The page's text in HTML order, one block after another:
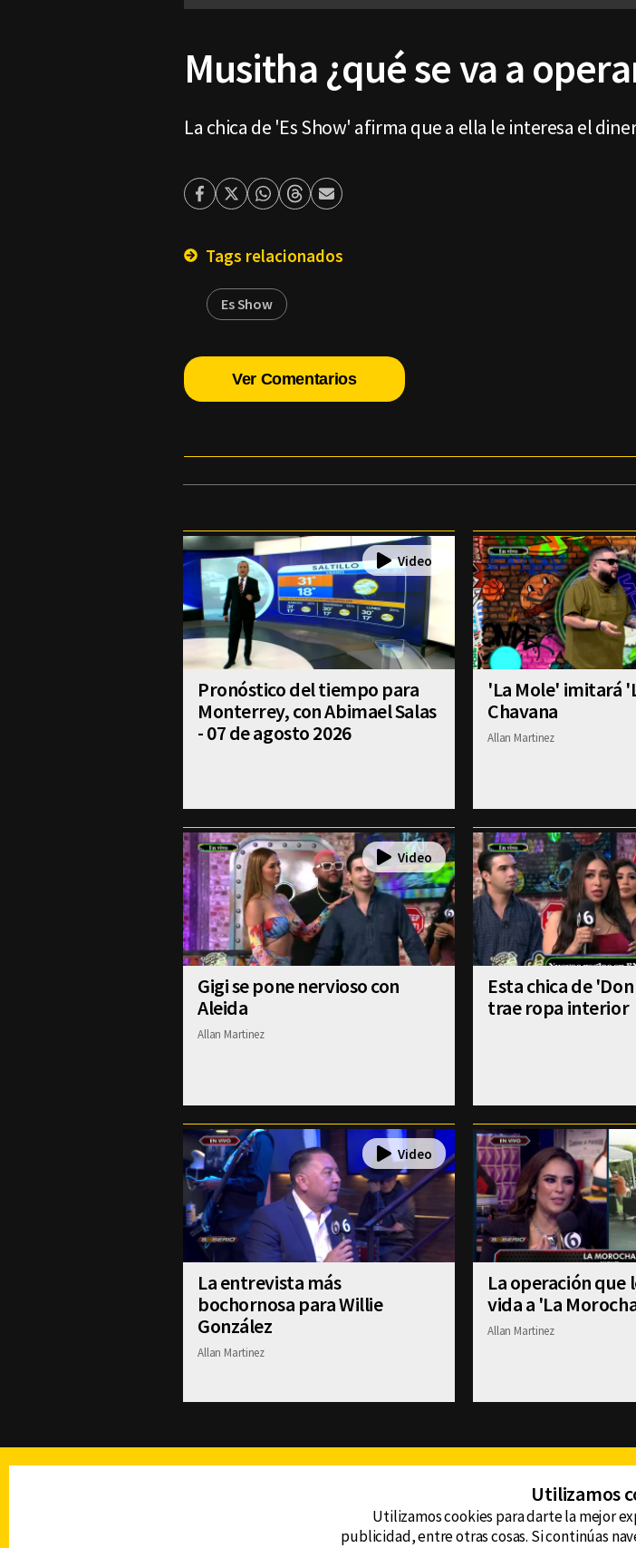
Musitha ¿qué se va a
La chica de 'Es Show' afirma que a ella le interesa el
Facebook
TwitterWhatsapp
ThreadsEnviar
Tags relacionados
Es Show
Ver Comentarios
Pronóstico del tiempo para
Monterrey, con Abimael Salas
- 07 de agosto 2026
'La Mole' imitará
Chavana
Allan Martinez
Gigi se pone nervioso con
Aleida
Allan Martinez
Esta chica de
trae ropa interior
La entrevista más
bochornosa para Willie
González
Allan Martinez
La operación que
vida a 'La
Allan Martinez
Utilizamos
Utilizamos cookies para darte la mejor
publicidad, entre otras cosas. Si continúas